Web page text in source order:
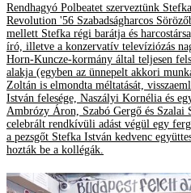
Rendhagyó Polbeatet szerveztünk
Revolution '56 Szabadságharcos
mellett Stefka régi barátja és
író, illetve a konzervatív televíziózás
Horn-Kuncze-kormány által teljesen
alakja (egyben az ünnepelt akkori
Zoltán is elmondta méltatását,
István felesége, Naszályi Kornélia és
Ambrózy Áron, Szabó Gergő és
celebrált rendkívüli adást végül egy
a pezsgőt Stefka István kedvenc
hozták be a kollégák.